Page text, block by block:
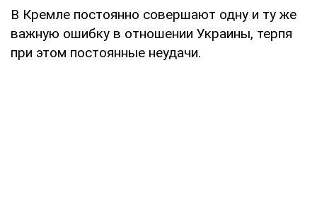
В Кремле постоянно совершают одну и ту же
важную ошибку в отношении Украины, терпя
при этом постоянные неудачи.